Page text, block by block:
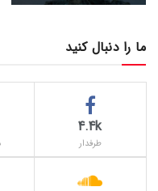
ما را دنبال کنید
4.4k
طرفدار